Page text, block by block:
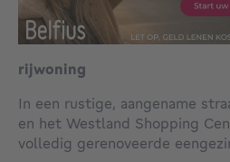
rijwoning
In een rustige, aangename
en het Westland Shopping
volledig gerenoveerde